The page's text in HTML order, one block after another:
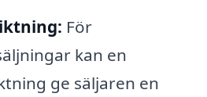
För
kan en
ge säljaren en